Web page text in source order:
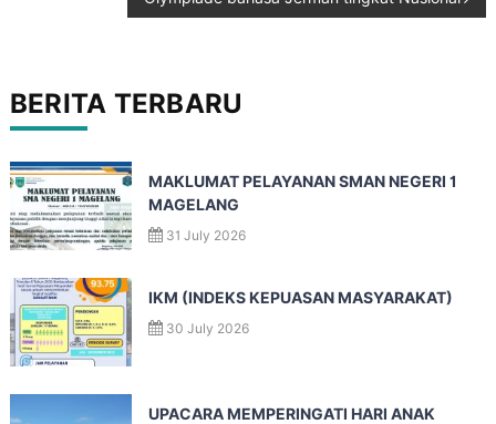
BERITA TERBARU
MAKLUMAT PELAYANAN SMAN NEGERI 1
MAGELANG
31 July 2026
IKM (INDEKS KEPUASAN MASYARAKAT)
30 July 2026
UPACARA MEMPERINGATI HARI ANAK